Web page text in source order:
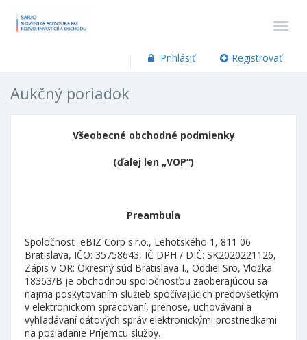
Prihlásiť Registrovať
Aukčný poriadok
Všeobecné obchodné podmienky
(ďalej len „VOP“)
Preambula
Spoločnosť eBIZ Corp s.r.o., Lehotského 1, 811 06
Bratislava, IČO: 35758643, IČ DPH / DIČ: SK2020221126,
Zápis v OR: Okresný súd Bratislava I., Oddiel Sro, Vložka
18363/B je obchodnou spoločnosťou zaoberajúcou sa
najmä poskytovaním služieb spočívajúcich predovšetkým
v elektronickom spracovaní, prenose, uchovávaní a
vyhľadávaní dátových správ elektronickými prostriedkami
na požiadanie Príjemcu služby.